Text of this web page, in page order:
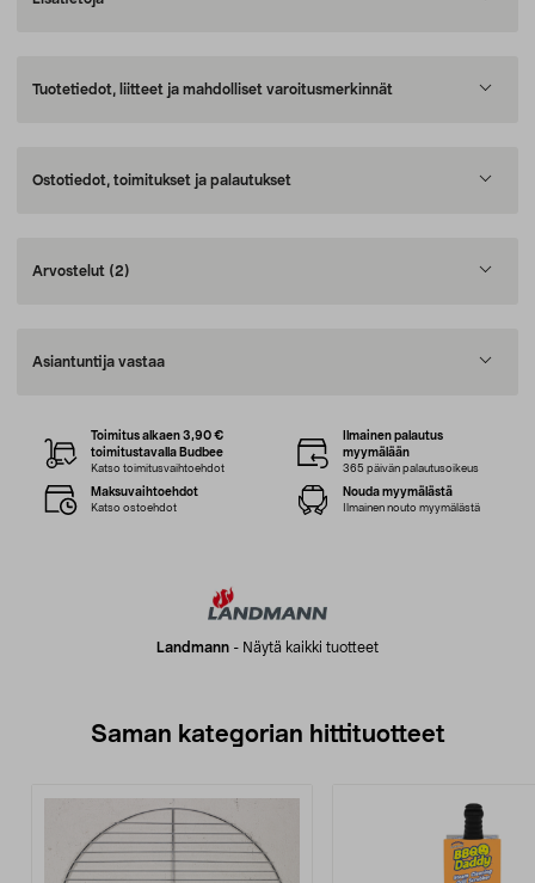
Tuotetiedot, liitteet ja mahdolliset varoitusmerkinnät
Ostotiedot, toimitukset ja palautukset
Arvostelut (2)
Asiantuntija vastaa
Landmann - Näytä kaikki tuotteet
Toimitus alkaen 3,90 €
toimitustavalla Budbee
Katso toimitusvaihtoehdot
Ilmainen palautus
myymälään
365 päivän palautusoikeus
Maksuvaihtoehdot
Katso ostoehdot
Nouda myymälästä
Ilmainen nouto myymälästä
Saman kategorian hittituotteet